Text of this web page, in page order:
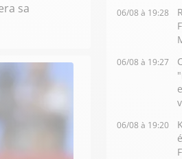
sa
06/08 à 19:28
06/08 à 19:27
06/08 à 19:20